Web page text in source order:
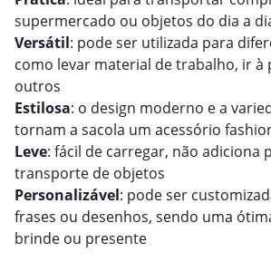
supermercado ou objetos do dia a
Versátil: pode ser utilizada para
como levar material de trabalho, ir à
outros
Estilosa: o design moderno e a
tornam a sacola um acessório
Leve: fácil de carregar, não adiciona
transporte de objetos
Personalizável: pode ser
frases ou desenhos, sendo uma
brinde ou presente